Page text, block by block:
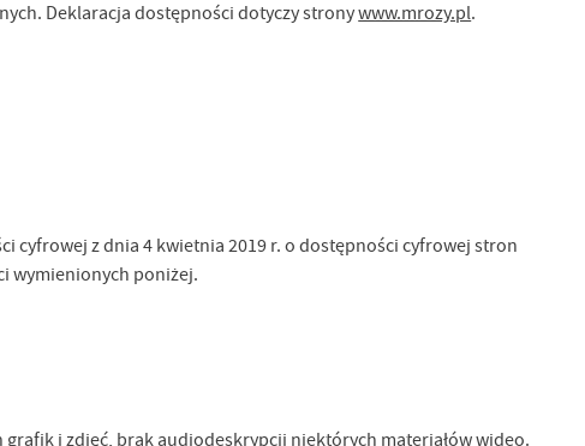
Deklaracja dostępności dotyczy stronywww.mrozy.pl.
cyfrowej z dnia 4 kwietnia 2019 r. o dostępności cyfrowej stron
wymienionych poniżej.
i zdjęć, brak audiodeskrypcji niektórych materiałów wideo.